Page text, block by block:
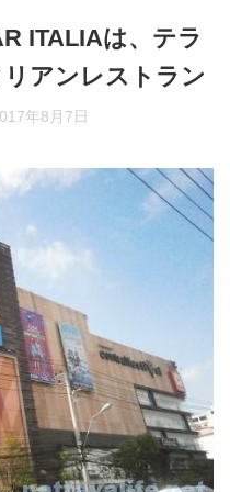
ITALIAは、テラ
アンレストラン
年8月7日